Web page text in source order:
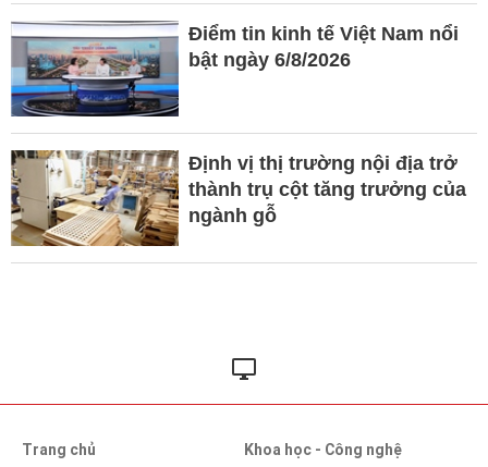
Điểm tin kinh tế Việt Nam nổi
bật ngày 6/8/2026
Định vị thị trường nội địa trở
thành trụ cột tăng trưởng của
ngành gỗ
Trang chủ
Khoa học - Công nghệ